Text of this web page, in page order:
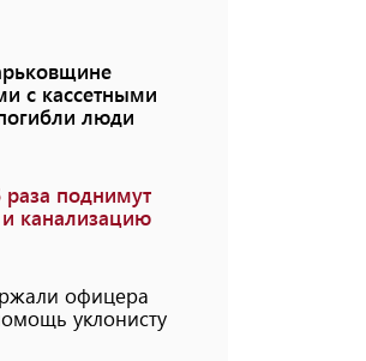
с кассетными
люди
раза поднимут
канализацию
офицера
уклонисту